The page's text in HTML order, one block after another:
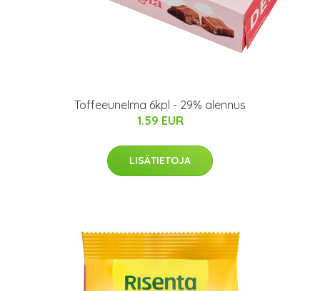
Toffeeunelma 6kpl - 29% alennus
1.59 EUR
LISÄTIETOJA